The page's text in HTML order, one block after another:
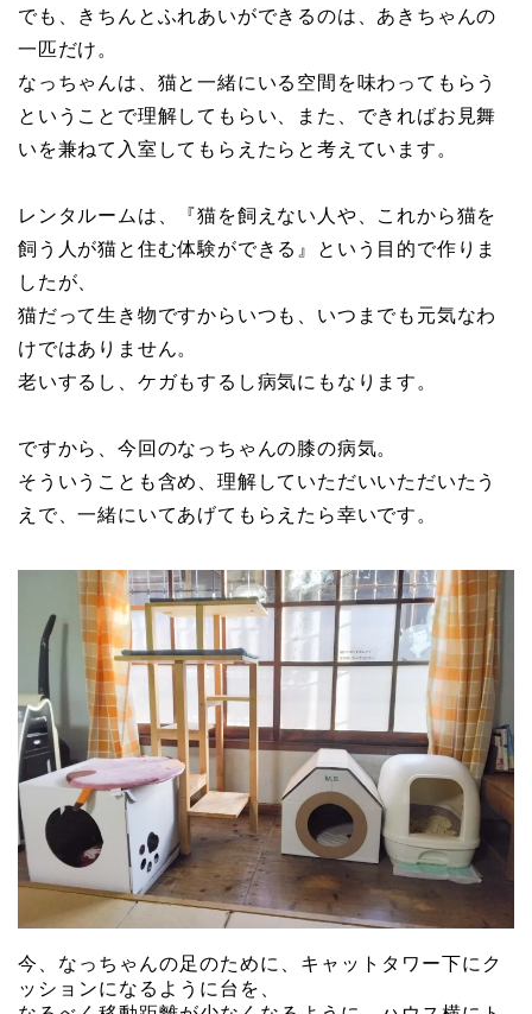
でも、きちんとふれあいができるのは、あきちゃんの
一匹だけ。
なっちゃんは、猫と一緒にいる空間を味わってもらう
ということで理解してもらい、また、できればお見舞
いを兼ねて入室してもらえたらと考えています。
レンタルームは、『猫を飼えない人や、これから猫を
飼う人が猫と住む体験ができる』という目的で作りま
したが、
猫だって生き物ですからいつも、いつまでも元気なわ
けではありません。
老いするし、ケガもするし病気にもなります。
ですから、今回のなっちゃんの膝の病気。
そういうことも含め、理解していただいいただいたう
えで、一緒にいてあげてもらえたら幸いです。
今、なっちゃんの足のために、キャットタワー下にク
ッションになるように台を、